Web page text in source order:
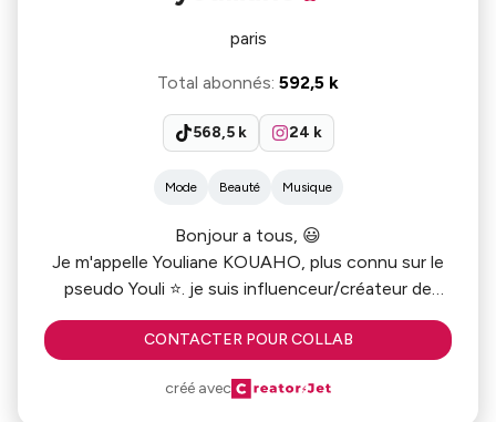
paris
Total abonnés: 592,5 k
568,5 k 24 k
Mode Beauté Musique
Bonjour a tous, 😃
Je m'appelle Youliane KOUAHO, plus connu sur le
pseudo Youli ⭐️. je suis influenceur/créateur de
contenus sur la KPOP et La danse sur les réseaux
sociaux (+500k abonnés sur Tiktok)✨
CONTACTER POUR COLLAB
créé avec